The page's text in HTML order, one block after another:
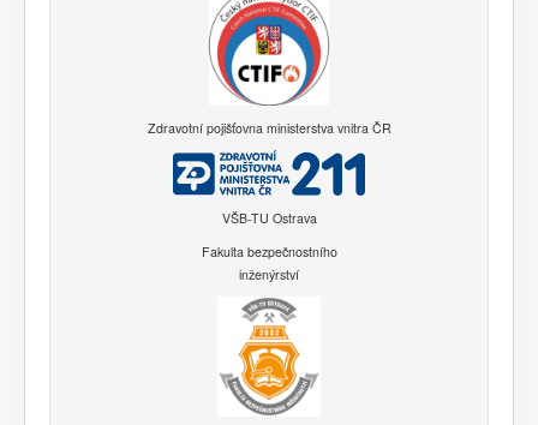
Zdravotní pojišťovna ministerstva vnitra ČR
VŠB-TU Ostrava
Fakulta bezpečnostního
inženýrství